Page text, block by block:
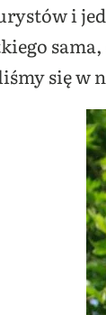
i
się w